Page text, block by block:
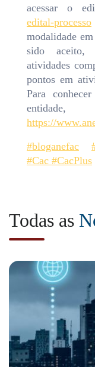
acessar o
edital-processo
modalidade
sido aceito,
atividades
pontos em
Para
entidade,
https://
#bloganefac
#Cac #CacPlus
Todas as